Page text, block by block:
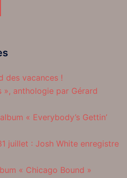
des vacances !
», anthologie par Gérard
« Everybody’s Gettin’
juillet : Josh White enregistre
« Chicago Bound »